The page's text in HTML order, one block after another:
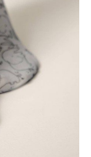
r.36-39, 254